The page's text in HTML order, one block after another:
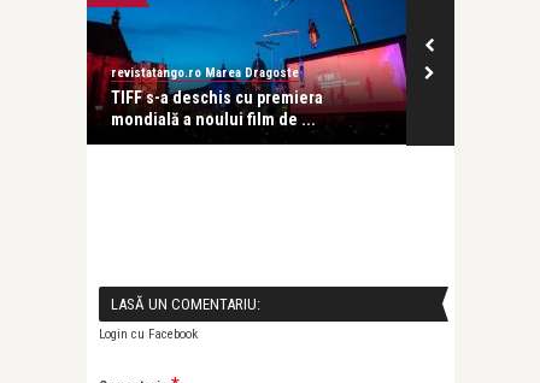
revistatango.ro Marea Dragoste
TIFF s-a deschis cu premiera
mondială a noului film de ...
LASĂ UN COMENTARIU:
Login cu Facebook